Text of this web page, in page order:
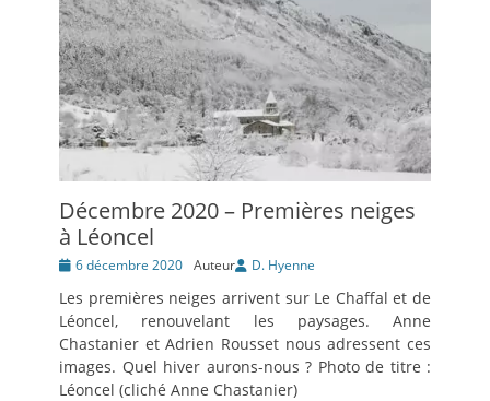
Décembre 2020 – Premières neiges
à Léoncel
Posté6 décembre 2020 Auteur D. Hyenne
Les premières neiges arrivent sur Le Chaffal et de
Léoncel, renouvelant les paysages. Anne
Chastanier et Adrien Rousset nous adressent ces
images. Quel hiver aurons-nous ? Photo de titre :
Léoncel (cliché Anne Chastanier)